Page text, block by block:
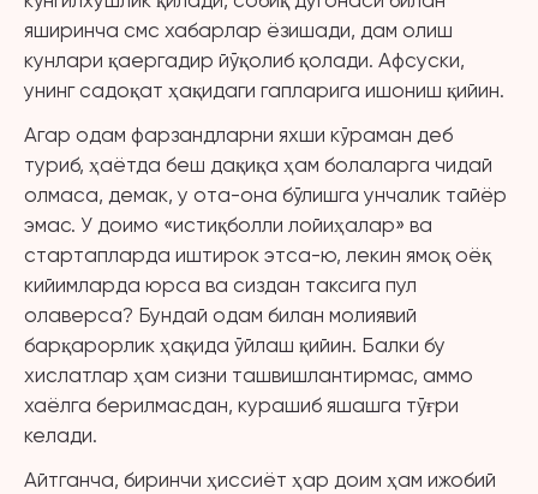
яширинча смс хабарлар ёзишади, дам олиш
кунлари қаергадир йўқолиб қолади. Афсуски,
унинг садоқат ҳақидаги гапларига ишониш қийин.
Агар одам фарзандларни яхши кўраман деб
туриб, ҳаётда беш дақиқа ҳам болаларга чидай
олмаса, демак, у ота-она бўлишга унчалик тайёр
эмас. У доимо «истиқболли лойиҳалар» ва
стартапларда иштирок этса-ю, лекин ямоқ оёқ
кийимларда юрса ва сиздан таксига пул
олаверса? Бундай одам билан молиявий
барқарорлик ҳақида ўйлаш қийин. Балки бу
хислатлар ҳам сизни ташвишлантирмас, аммо
хаёлга берилмасдан, курашиб яшашга тўғри
келади.
Айтганча, биринчи ҳиссиёт ҳар доим ҳам ижобий